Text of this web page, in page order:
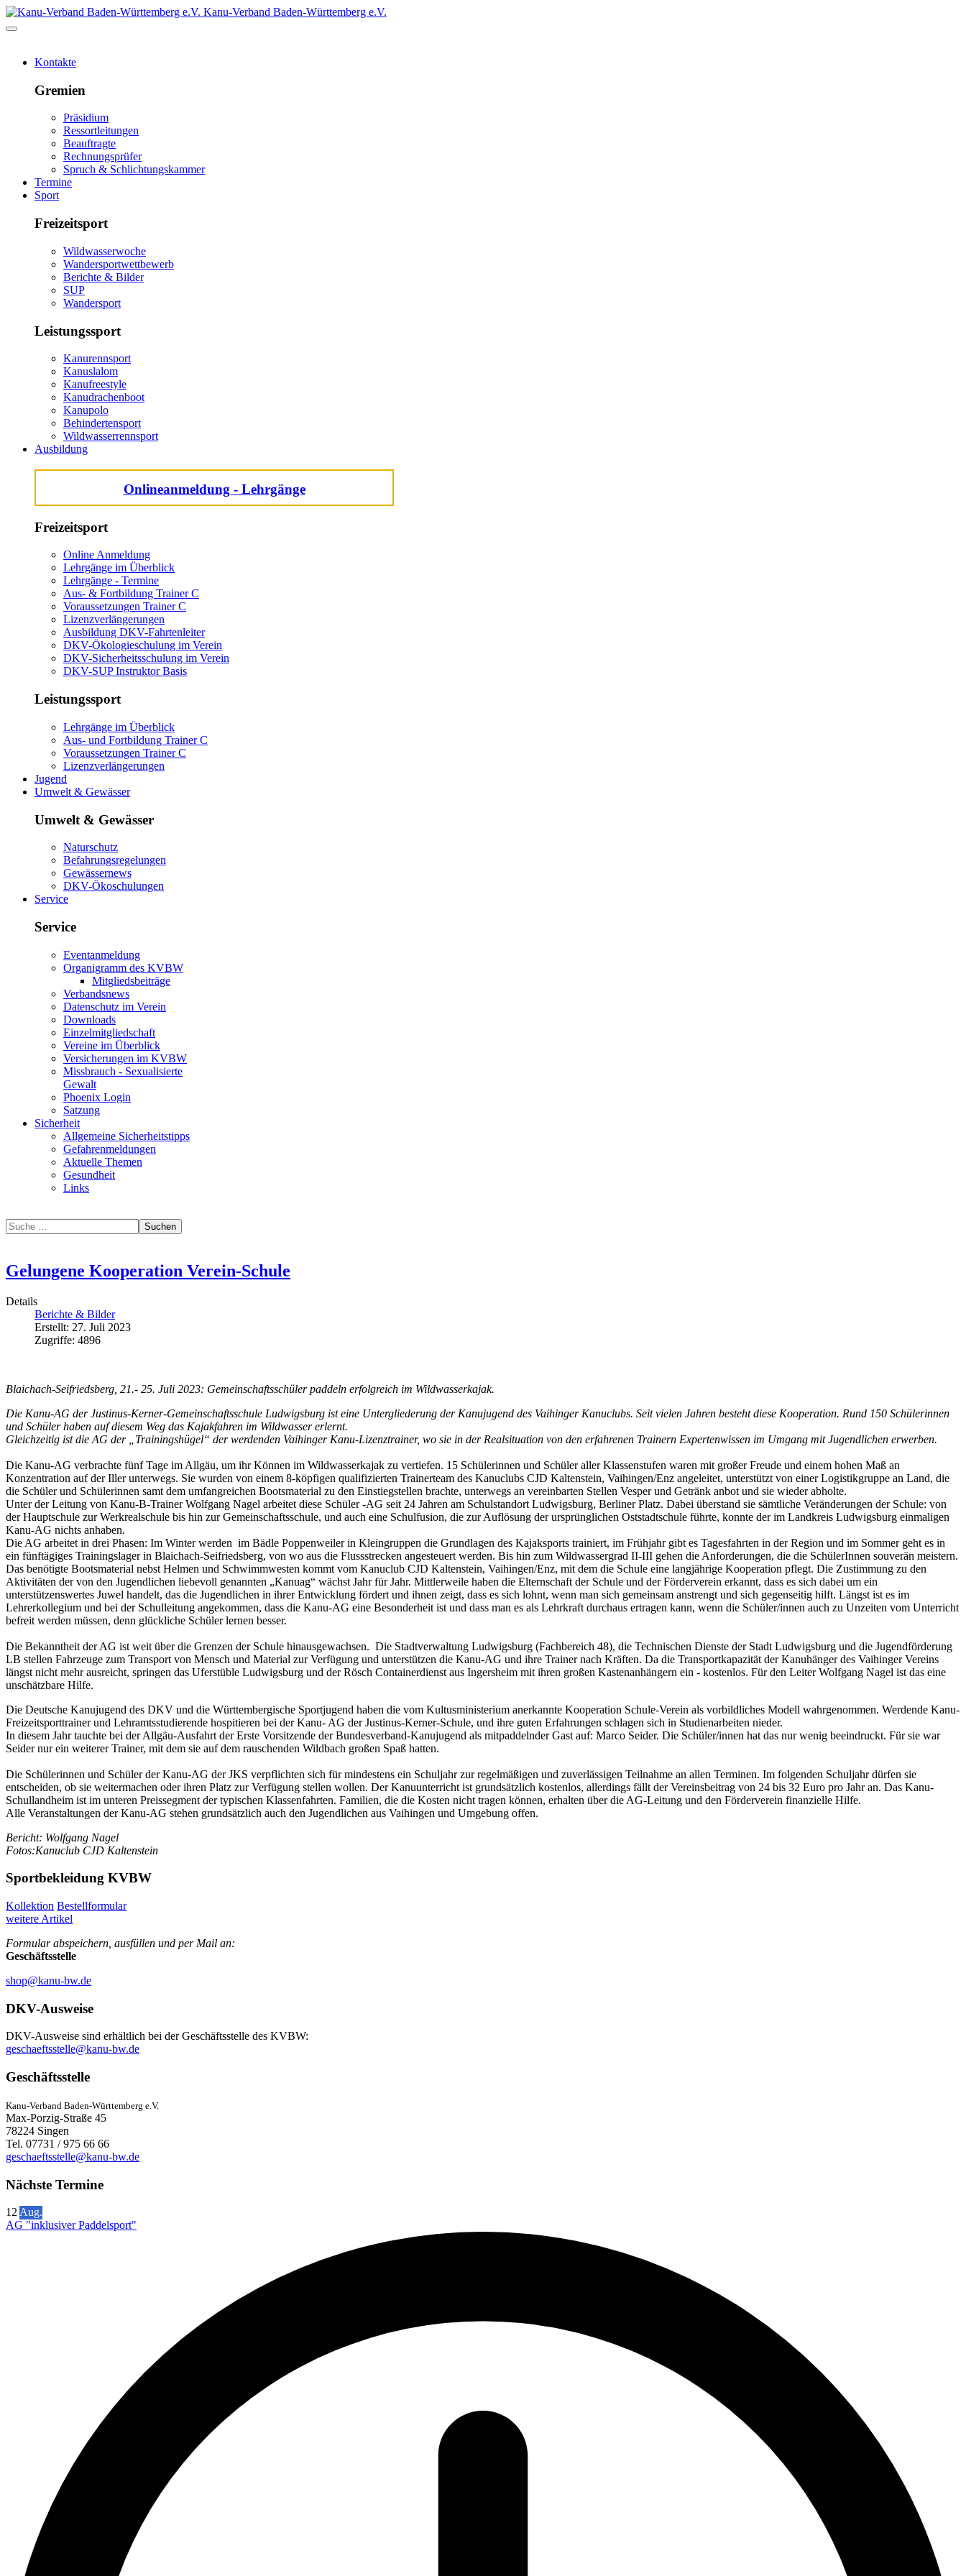
Kanu-Verband Baden-Württemberg e.V.
Kontakte
Gremien
Präsidium
Ressortleitungen
Beauftragte
Rechnungsprüfer
Spruch & Schlichtungskammer
Termine
Sport
Freizeitsport
Wildwasserwoche
Wandersportwettbewerb
Berichte & Bilder
SUP
Wandersport
Leistungssport
Kanurennsport
Kanuslalom
Kanufreestyle
Kanudrachenboot
Kanupolo
Behindertensport
Wildwasserrennsport
Ausbildung
Onlineanmeldung - Lehrgänge
Freizeitsport
Online Anmeldung
Lehrgänge im Überblick
Lehrgänge - Termine
Aus- & Fortbildung Trainer C
Voraussetzungen Trainer C
Lizenzverlängerungen
Ausbildung DKV-Fahrtenleiter
DKV-Ökologieschulung im Verein
DKV-Sicherheitsschulung im Verein
DKV-SUP Instruktor Basis
Leistungssport
Lehrgänge im Überblick
Aus- und Fortbildung Trainer C
Voraussetzungen Trainer C
Lizenzverlängerungen
Jugend
Umwelt & Gewässer
Umwelt & Gewässer
Naturschutz
Befahrungsregelungen
Gewässernews
DKV-Ökoschulungen
Service
Service
Eventanmeldung
Organigramm des KVBW
Mitgliedsbeiträge
Verbandsnews
Datenschutz im Verein
Downloads
Einzelmitgliedschaft
Vereine im Überblick
Versicherungen im KVBW
Missbrauch - Sexualisierte
Gewalt
Phoenix Login
Satzung
Sicherheit
Allgemeine Sicherheitstipps
Gefahrenmeldungen
Aktuelle Themen
Gesundheit
Links
Suchen
Gelungene Kooperation Verein-Schule
Details
Berichte & Bilder
Erstellt: 27. Juli 2023
Zugriffe: 4896
Blaichach-Seifriedsberg, 21.- 25. Juli 2023: Gemeinschaftsschüler paddeln erfolgreich im Wildwasserkajak.
Die Kanu-AG der Justinus-Kerner-Gemeinschaftsschule Ludwigsburg ist eine Untergliederung der Kanujugend des Vaihinger Kanuclubs. Seit vielen Jahren besteht diese Kooperation. Rund 150 Schülerinnen
und Schüler haben auf diesem Weg das Kajakfahren im Wildwasser erlernt.
Gleichzeitig ist die AG der „Trainingshügel“ der werdenden Vaihinger Kanu-Lizenztrainer, wo sie in der Realsituation von den erfahrenen Trainern Expertenwissen im Umgang mit Jugendlichen erwerben.
Die Kanu-AG verbrachte fünf Tage im Allgäu, um ihr Können im Wildwasserkajak zu vertiefen. 15 Schülerinnen und Schüler aller Klassenstufen waren mit großer Freude und einem hohen Maß an
Konzentration auf der Iller unterwegs. Sie wurden von einem 8-köpfigen qualifizierten Trainerteam des Kanuclubs CJD Kaltenstein, Vaihingen/Enz angeleitet, unterstützt von einer Logistikgruppe an Land, die
die Schüler und Schülerinnen samt dem umfangreichen Bootsmaterial zu den Einstiegstellen brachte, unterwegs an vereinbarten Stellen Vesper und Getränk anbot und sie wieder abholte.
Unter der Leitung von Kanu-B-Trainer Wolfgang Nagel arbeitet diese Schüler -AG seit 24 Jahren am Schulstandort Ludwigsburg, Berliner Platz. Dabei überstand sie sämtliche Veränderungen der Schule: von
der Hauptschule zur Werkrealschule bis hin zur Gemeinschaftsschule, und auch eine Schulfusion, die zur Auflösung der ursprünglichen Oststadtschule führte, konnte der im Landkreis Ludwigsburg einmaligen
Kanu-AG nichts anhaben.
Die AG arbeitet in drei Phasen: Im Winter werden im Bädle Poppenweiler in Kleingruppen die Grundlagen des Kajaksports trainiert, im Frühjahr gibt es Tagesfahrten in der Region und im Sommer geht es in
ein fünftägiges Trainingslager in Blaichach-Seifriedsberg, von wo aus die Flussstrecken angesteuert werden. Bis hin zum Wildwassergrad II-III gehen die Anforderungen, die die SchülerInnen souverän meistern.
Das benötigte Bootsmaterial nebst Helmen und Schwimmwesten kommt vom Kanuclub CJD Kaltenstein, Vaihingen/Enz, mit dem die Schule eine langjährige Kooperation pflegt. Die Zustimmung zu den
Aktivitäten der von den Jugendlichen liebevoll genannten „Kanuag“ wächst Jahr für Jahr. Mittlerweile haben die Elternschaft der Schule und der Förderverein erkannt, dass es sich dabei um ein
unterstützenswertes Juwel handelt, das die Jugendlichen in ihrer Entwicklung fördert und ihnen zeigt, dass es sich lohnt, wenn man sich gemeinsam anstrengt und sich gegenseitig hilft. Längst ist es im
Lehrerkollegium und bei der Schulleitung angekommen, dass die Kanu-AG eine Besonderheit ist und dass man es als Lehrkraft durchaus ertragen kann, wenn die Schüler/innen auch zu Unzeiten vom Unterricht
befreit werden müssen, denn glückliche Schüler lernen besser.
Die Bekanntheit der AG ist weit über die Grenzen der Schule hinausgewachsen. Die Stadtverwaltung Ludwigsburg (Fachbereich 48), die Technischen Dienste der Stadt Ludwigsburg und die Jugendförderung
LB stellen Fahrzeuge zum Transport von Mensch und Material zur Verfügung und unterstützen die Kanu-AG und ihre Trainer nach Kräften. Da die Transportkapazität der Kanuhänger des Vaihinger Vereins
längst nicht mehr ausreicht, springen das Uferstüble Ludwigsburg und der Rösch Containerdienst aus Ingersheim mit ihren großen Kastenanhängern ein - kostenlos. Für den Leiter Wolfgang Nagel ist das eine
unschätzbare Hilfe.
Die Deutsche Kanujugend des DKV und die Württembergische Sportjugend haben die vom Kultusministerium anerkannte Kooperation Schule-Verein als vorbildliches Modell wahrgenommen. Werdende Kanu-
Freizeitsporttrainer und Lehramtsstudierende hospitieren bei der Kanu- AG der Justinus-Kerner-Schule, und ihre guten Erfahrungen schlagen sich in Studienarbeiten nieder.
In diesem Jahr tauchte bei der Allgäu-Ausfahrt der Erste Vorsitzende der Bundesverband-Kanujugend als mitpaddelnder Gast auf: Marco Seider. Die Schüler/innen hat das nur wenig beeindruckt. Für sie war
Seider nur ein weiterer Trainer, mit dem sie auf dem rauschenden Wildbach großen Spaß hatten.
Die Schülerinnen und Schüler der Kanu-AG der JKS verpflichten sich für mindestens ein Schuljahr zur regelmäßigen und zuverlässigen Teilnahme an allen Terminen. Im folgenden Schuljahr dürfen sie
entscheiden, ob sie weitermachen oder ihren Platz zur Verfügung stellen wollen. Der Kanuunterricht ist grundsätzlich kostenlos, allerdings fällt der Vereinsbeitrag von 24 bis 32 Euro pro Jahr an. Das Kanu-
Schullandheim ist im unteren Preissegment der typischen Klassenfahrten. Familien, die die Kosten nicht tragen können, erhalten über die AG-Leitung und den Förderverein finanzielle Hilfe.
Alle Veranstaltungen der Kanu-AG stehen grundsätzlich auch den Jugendlichen aus Vaihingen und Umgebung offen.
Bericht: Wolfgang Nagel
Fotos:Kanuclub CJD Kaltenstein
Sportbekleidung KVBW
Kollektion Bestellformular
weitere Artikel
Formular abspeichern, ausfüllen und per Mail an:
Geschäftsstelle
shop@kanu-bw.de
DKV-Ausweise
DKV-Ausweise sind erhältlich bei der Geschäftsstelle des KVBW:
geschaeftsstelle@kanu-bw.de
Geschäftsstelle
Kanu-Verband Baden-Württemberg e.V.
Max-Porzig-Straße 45
78224 Singen
Tel. 07731 / 975 66 66
geschaeftsstelle@kanu-bw.de
Nächste Termine
12 Aug.
AG "inklusiver Paddelsport"